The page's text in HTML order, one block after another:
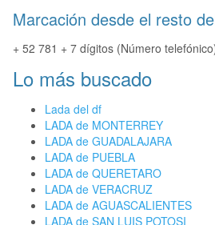
Marcación desde el resto
+ 52 781 + 7 dígitos (Número
Lo más buscado
Lada del df
LADA de MONTERREY
LADA de GUADALAJARA
LADA de PUEBLA
LADA de QUERETARO
LADA de VERACRUZ
LADA de AGUASCALIENTES
LADA de SAN LUIS POTOSI